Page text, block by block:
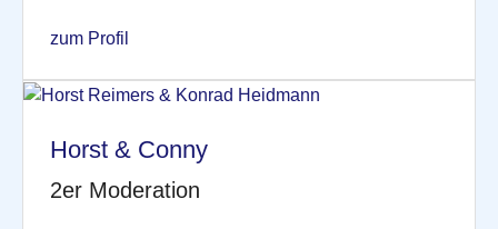
zum Profil
Horst & Conny
2er Moderation